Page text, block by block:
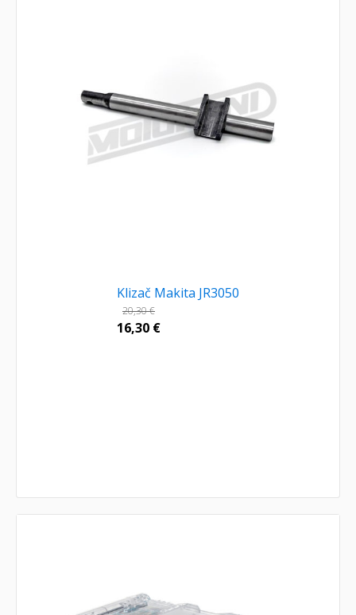
Klizač Makita JR3050
20,30€
16,30 €